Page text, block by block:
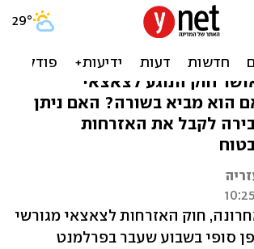
וטיסה. כך תשיגו
חוק הנוגע לצאצאי
הוא מביא בשורה? האם ניתן
לקבל את האזרחות
חוק האזרחות לצאצאי מגורשי
סופי בשבוע שעבר בפרלמנט